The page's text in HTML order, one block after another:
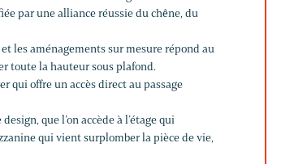
par une alliance réussie du chêne, du
les aménagements sur mesure répond au
toute la hauteur sous plafond.
qui offre un accès direct au passage
que l’on accède à l’étage qui
qui vient surplomber la pièce de vie,